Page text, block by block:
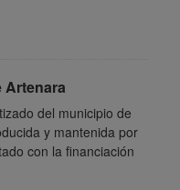
Artenara
del municipio de
y mantenida por
con la financiación